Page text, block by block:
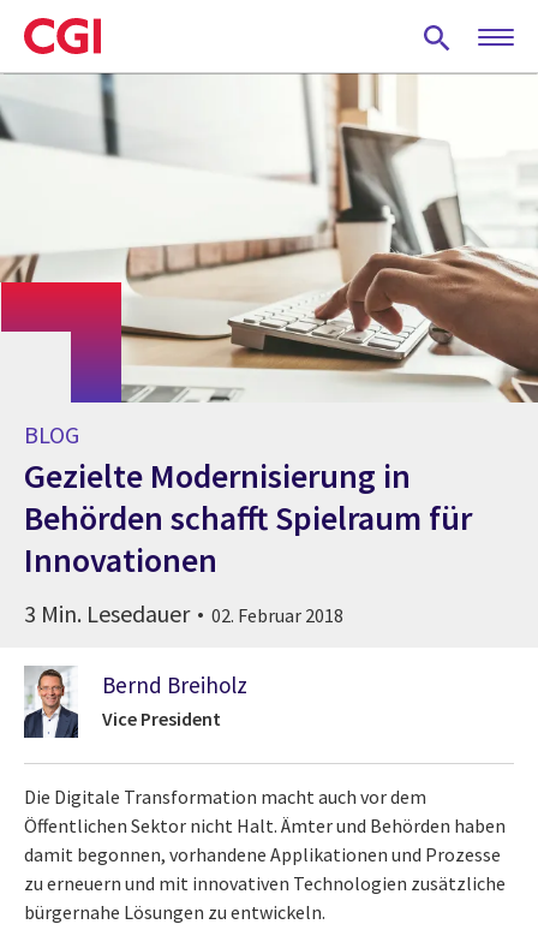
Skip
to
main
BLOG
Gezielte Modernisierung in
Behörden schafft Spielraum für
Innovationen
3 Min. Lesedauer 02. Februar 2018
Bernd Breiholz
Vice President
Die Digitale Transformation macht auch vor dem
Öffentlichen Sektor nicht Halt. Ämter und Behörden haben
damit begonnen, vorhandene Applikationen und Prozesse
zu erneuern und mit innovativen Technologien zusätzliche
bürgernahe Lösungen zu entwickeln.